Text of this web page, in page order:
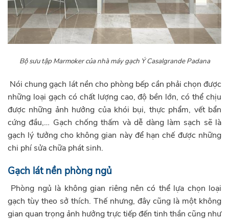
Bộ sưu tập Marmoker của nhà máy gạch Ý Casalgrande Padana
Nói chung gạch lát nền cho phòng bếp cần phải chọn được
những loại gạch có chất lượng cao, độ bền lớn, có thể chịu
được những ảnh hưởng của khói bụi, thực phẩm, vết bẩn
cứng đầu,… Gạch chống thấm và dễ dàng làm sạch sẽ là
gạch lý tưởng cho không gian này để hạn chế được những
chi phí sửa chữa phát sinh.
Gạch lát nền phòng ngủ
Phòng ngủ là không gian riêng nên có thể lựa chọn loại
gạch tùy theo sở thích. Thế nhưng, đây cũng là một không
gian quan trọng ảnh hưởng trực tiếp đến tinh thần cũng như